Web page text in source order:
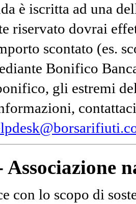
è iscritta ad una
riservato dovrai
scontato (es.
Bonifico
gli estremi
con lo scopo di